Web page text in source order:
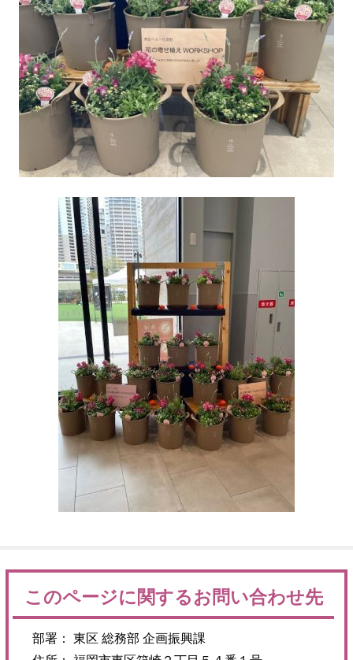
このページに関するお問い合わせ先
部署： 東区 総務部 企画振興課